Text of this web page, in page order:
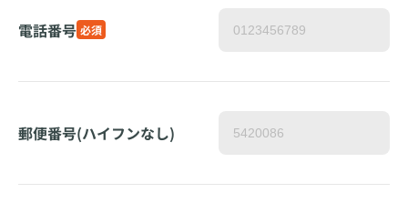
電話番号 必須
郵便番号(ハイフンなし)